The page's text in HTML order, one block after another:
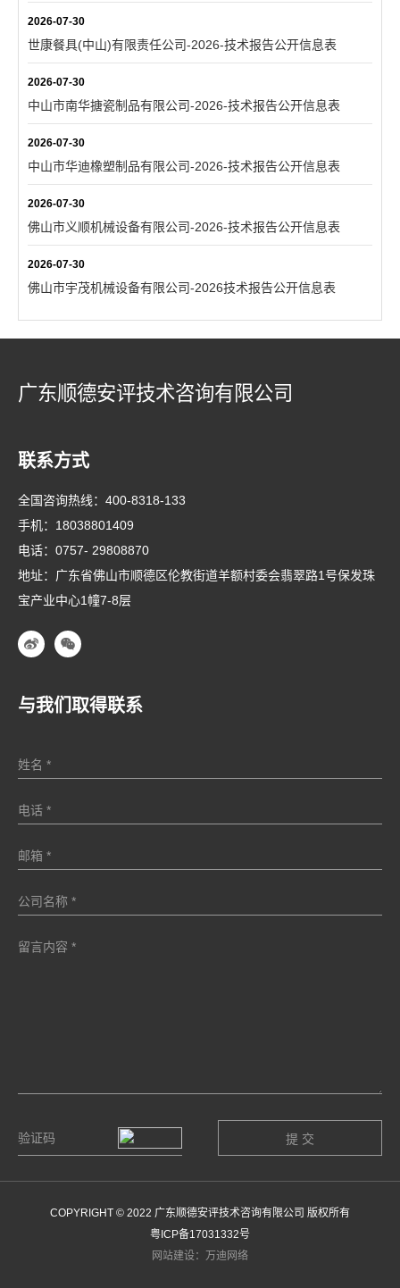
2026-07-30
世康餐具(中山)有限责任公司-2026-技术报告公开信息表
2026-07-30
中山市南华搪瓷制品有限公司-2026-技术报告公开信息表
2026-07-30
中山市华迪橡塑制品有限公司-2026-技术报告公开信息表
2026-07-30
佛山市义顺机械设备有限公司-2026-技术报告公开信息表
2026-07-30
佛山市宇茂机械设备有限公司-2026技术报告公开信息表
广东顺德安评技术咨询有限公司
联系方式
全国咨询热线： 400-8318-133
手机： 18038801409
电话： 0757- 29808870
地址：广东省佛山市顺德区伦教街道羊额村委会翡翠路1号保发珠
宝产业中心1幢7-8层
与我们取得联系
COPYRIGHT © 2022 广东顺德安评技术咨询有限公司 版权所有
粤ICP备17031332号
网站建设：万迪网络